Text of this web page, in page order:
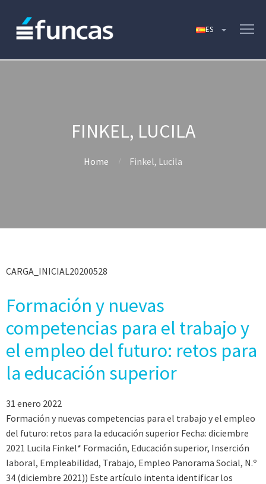
FINKEL, LUCILA
Home Finkel, Lucila
CARGA_INICIAL20200528
Formación y nuevas
competencias para el trabajo y
el empleo del futuro: retos para
la educación superior
31 enero 2022
Formación y nuevas competencias para el trabajo y el empleo
del futuro: retos para la educación superior Fecha: diciembre
2021 Lucila Finkel* Formación, Educación superior, Inserción
laboral, Empleabilidad, Trabajo, Empleo Panorama Social, N.º
34 (diciembre 2021)) Este artículo intenta identificar los